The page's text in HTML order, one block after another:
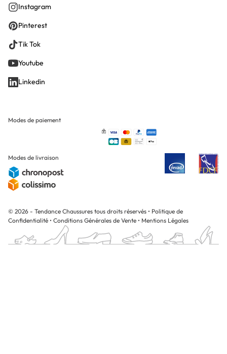
Instagram
Pinterest
Tik Tok
Youtube
Linkedin
Modes de paiement
Modes de livraison
© 2026 - Tendance Chaussures tous droits réservés • Politique de
Confidentialité • Conditions Générales de Vente • Mentions Légales